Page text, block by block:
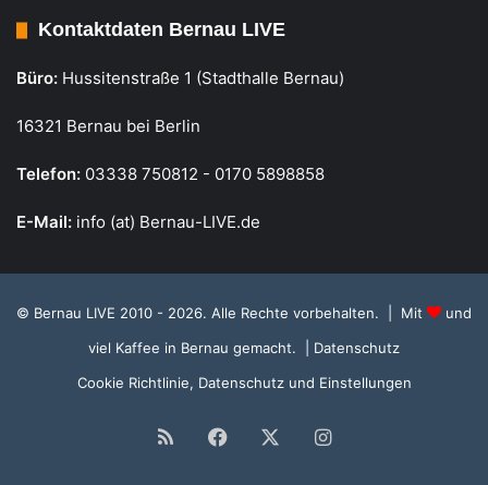
Kontaktdaten Bernau LIVE
Büro: Hussitenstraße 1 (Stadthalle Bernau)
16321 Bernau bei Berlin
Telefon: 03338 750812 - 0170 5898858
E-Mail: info (at) Bernau-LIVE.de
© Bernau LIVE 2010 - 2026. Alle Rechte vorbehalten. | Mit
und
viel Kaffee in Bernau gemacht.
| Datenschutz
Cookie Richtlinie, Datenschutz und Einstellungen
RSS Facebook Instagram